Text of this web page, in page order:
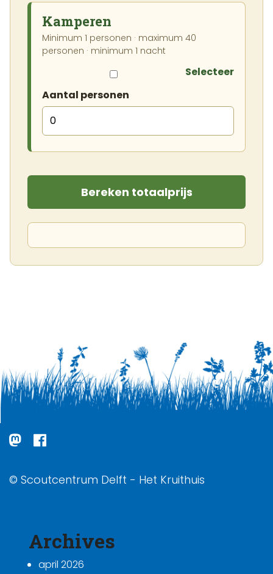
Kamperen
Minimum 1 personen · maximum 40
personen · minimum 1 nacht
Selecteer
Aantal personen
Bereken totaalprijs
© Scoutcentrum Delft - Het Kruithuis
Archives
april 2026